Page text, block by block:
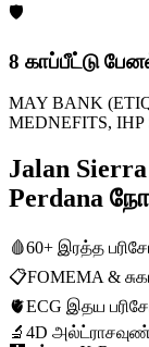
🛡️
8 காப்பீட்டு
MAY BANK
MEDNEFITS,
Jalan
Perdana
🩸60+ இரத்த
📋FOMEMA &
🫀ECG இதய
🔬 4D